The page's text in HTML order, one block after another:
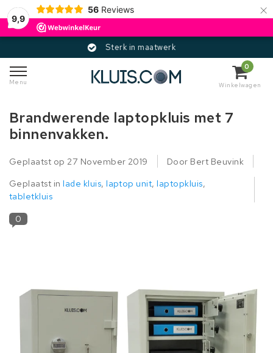
9,9
56 Reviews ×
Menu
0
Winkelwagen
Brandwerende laptopkluis met 7
binnenvakken.
Geplaatst op 27 November 2019
Door Bert Beuvink
Geplaatst inlade kluis,laptop unit,laptopkluis,
tabletkluis
0